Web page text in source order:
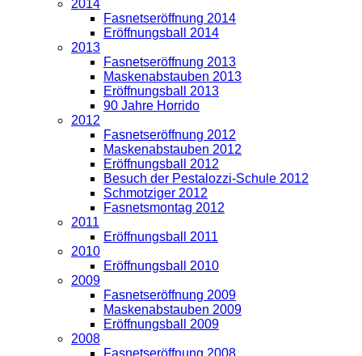
2014
Fasnetseröffnung 2014
Eröffnungsball 2014
2013
Fasnetseröffnung 2013
Maskenabstauben 2013
Eröffnungsball 2013
90 Jahre Horrido
2012
Fasnetseröffnung 2012
Maskenabstauben 2012
Eröffnungsball 2012
Besuch der Pestalozzi-Schule 2012
Schmotziger 2012
Fasnetsmontag 2012
2011
Eröffnungsball 2011
2010
Eröffnungsball 2010
2009
Fasnetseröffnung 2009
Maskenabstauben 2009
Eröffnungsball 2009
2008
Fasnetseröffnung 2008